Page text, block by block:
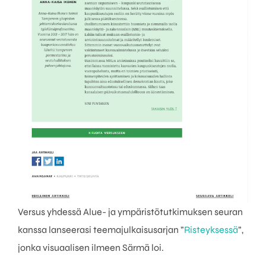
Versus yhdessä Alue- ja ympäristötutkimuksen seuran
kanssa lanseerasi teemajulkaisusarjan ”Risteyksessä”,
jonka visuaalisen ilmeen Särmä loi.